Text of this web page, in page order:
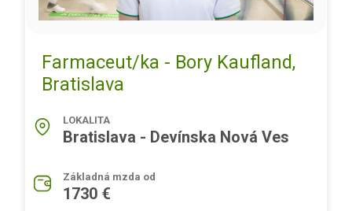
Farmaceut/ka - Bory Kaufland,
Bratislava
LOKALITA
Bratislava - Devínska Nová Ves
Základná mzda od
1730 €